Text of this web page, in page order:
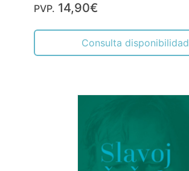
PVP. 14,90€
Consulta disponibilidad